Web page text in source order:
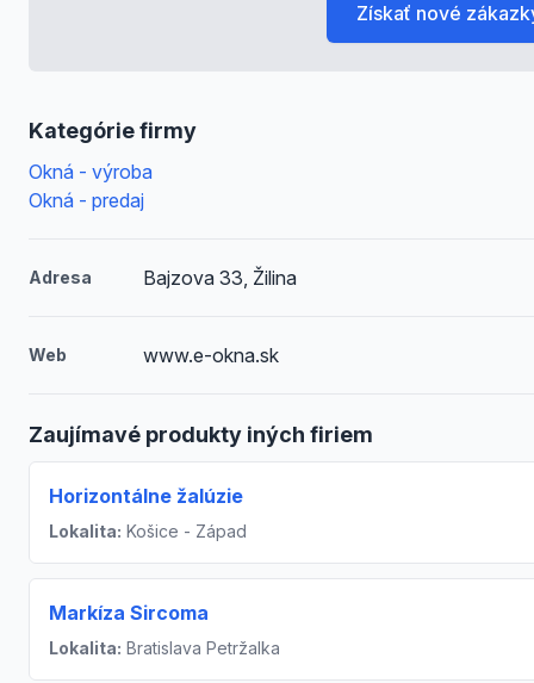
Kategórie firmy
Okná - výroba
Okná - predaj
Adresa Bajzova 33, Žilina
Web www.e-okna.sk
Zaujímavé produkty iných firiem
Horizontálne žalúzie
Lokalita: Košice - Západ
Markíza Sircoma
Lokalita: Bratislava Petržalka
Získať nové